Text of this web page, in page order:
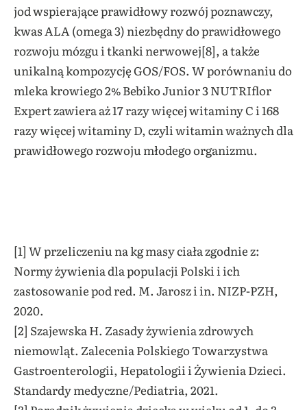
jod wspierające prawidłowy rozwój poznawczy,
kwas ALA (omega 3) niezbędny do prawidłowego
rozwoju mózgu i tkanki nerwowej[8], a także
unikalną kompozycję GOS/FOS. W porównaniu do
mleka krowiego 2% Bebiko Junior 3 NUTRIflor
Expert zawiera aż 17 razy więcej witaminy C i 168
razy więcej witaminy D, czyli witamin ważnych dla
prawidłowego rozwoju młodego organizmu.
[1] W przeliczeniu na kg masy ciała zgodnie z:
Normy żywienia dla populacji Polski i ich
zastosowanie pod red. M. Jarosz i in. NIZP-PZH,
2020.
[2] Szajewska H. Zasady żywienia zdrowych
niemowląt. Zalecenia Polskiego Towarzystwa
Gastroenterologii, Hepatologii i Żywienia Dzieci.
Standardy medyczne/Pediatria, 2021.